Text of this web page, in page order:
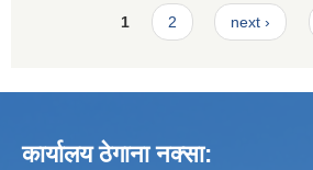
Pages1 2 next ›
कार्यालय ठेगाना नक्सा: